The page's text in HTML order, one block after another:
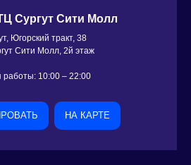
Сургут Сити Молл
Югорский тракт, 38
Сити Молл, 2й этаж
работы: 10:00 – 22:00
НА КАРТЕ